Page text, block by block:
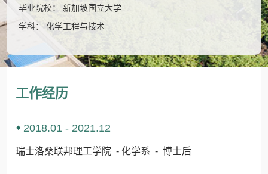
毕业院校： 新加坡国立大学
学科： 化学工程与技术
工作经历
2018.01 - 2021.12
瑞士洛桑联邦理工学院 - 化学系 - 博士后